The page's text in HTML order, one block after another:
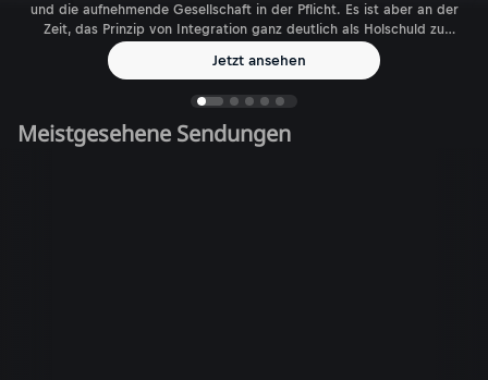
und die aufnehmende Gesellschaft in der Pflicht. Es ist aber an der
Zeit, das Prinzip von Integration ganz deutlich als Holschuld zu
Jetzt ansehen
Meistgesehene Sendungen